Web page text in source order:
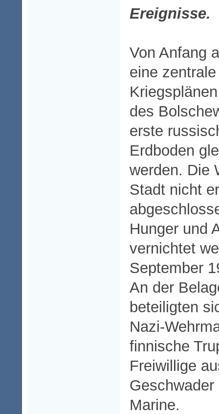
Ereignisse.
Von Anfang
eine
des
erste
Erdboden
werden. Die
Stadt nicht
Hunger und
vernichtet
September
An der
beteiligten
Nazi-
finnische
Freiwillige
Marine.